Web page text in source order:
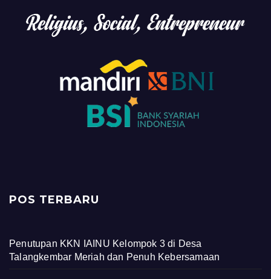
POS TERBARU
Penutupan KKN IAINU Kelompok 3 di Desa
Talangkembar Meriah dan Penuh Kebersamaan